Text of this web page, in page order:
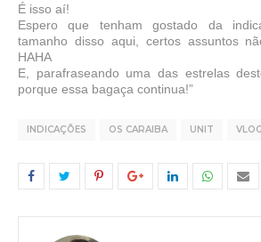
É isso aí!
Espero que tenham gostado da
tamanho disso aqui, certos assuntos
HAHA
E, parafraseando uma das estrelas
porque essa bagaça continua!”
INDICAÇÕES OS CARAIBA UNIT VLOG